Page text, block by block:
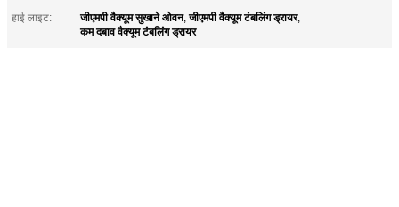
हाई लाइट: जीएमपी वैक्यूम सुखाने ओवन,जीएमपी वैक्यूम टंबलिंग ड्रायर,
कम दबाव वैक्यूम टंबलिंग ड्रायर